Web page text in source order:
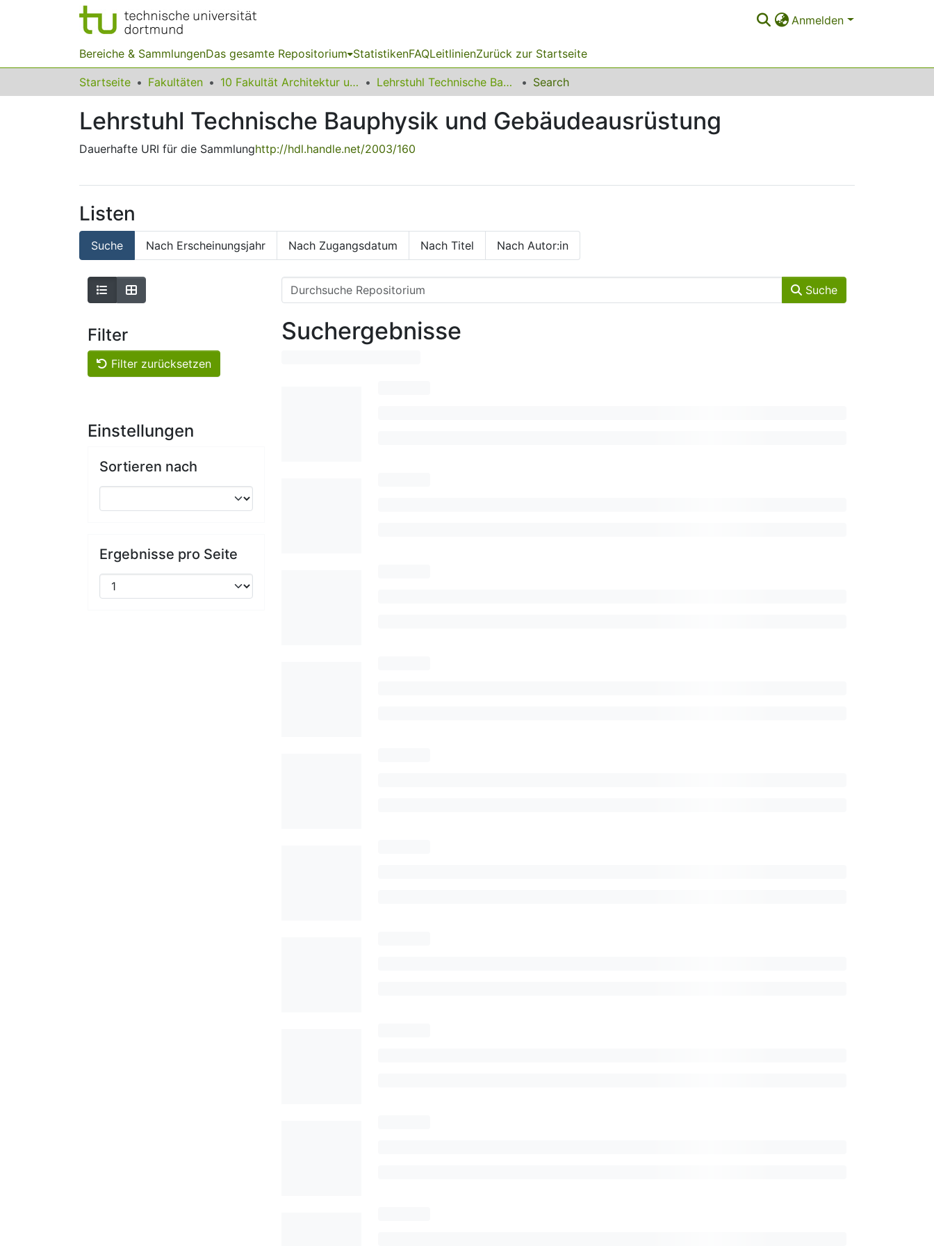
Anmelden
Bereiche & SammlungenDas gesamte Repositorium StatistikenFAQLeitlinienZurück zur Startseite
Startseite Fakultäten 10 Fakultät Architektur und Bauingenieurwesen Lehrstuhl Technische Bauphysik und Gebäudeausrüstung Search
Lehrstuhl Technische Bauphysik und Gebäudeausrüstung
Dauerhafte URI für die Sammlunghttp://hdl.handle.net/2003/160
Listen
Suche Nach Erscheinungsjahr Nach Zugangsdatum Nach Titel Nach Autor:in
Filter
Filter zurücksetzen
Einstellungen
Sortieren nach
Ergebnisse pro Seite
Suche
Suchergebnisse